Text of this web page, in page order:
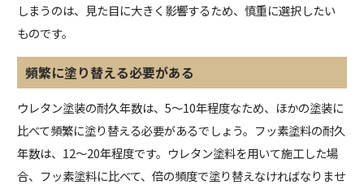
しまうのは、見た目に大きく影響するため、慎重に選択したい
ものです。
頻繁に塗り替える必要がある
ウレタン塗装の耐久年数は、5～10年程度なため、ほかの塗装に
比べて頻繁に塗り替える必要があるでしょう。フッ素塗料の耐久
年数は、12～20年程度です。ウレタン塗料を用いて施工した場
合、フッ素塗料に比べて、倍の頻度で塗り替えなければなりませ